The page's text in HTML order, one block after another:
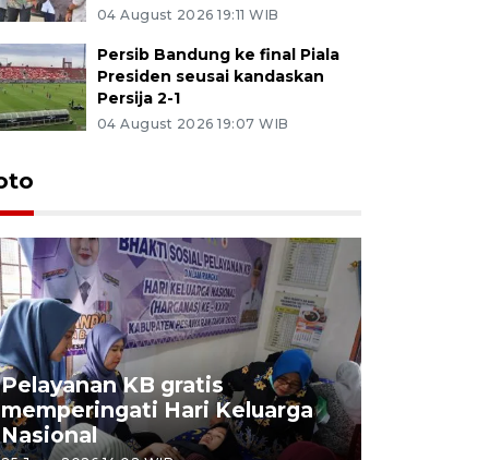
04 August 2026 19:11 WIB
Persib Bandung ke final Piala
Presiden seusai kandaskan
Persija 2-1
04 August 2026 19:07 WIB
Pelayanan KB gratis
memperingati Hari Keluarga
Nasional